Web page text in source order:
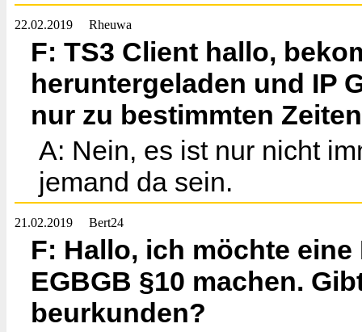
22.02.2019 Rheuwa
F: TS3 Client hallo,
heruntergeladen und IP
nur zu bestimmten
A: Nein, es ist nur nicht
jemand da sein.
21.02.2019 Bert24
F: Hallo, ich möchte
EGBGB §10 machen.
beurkunden?